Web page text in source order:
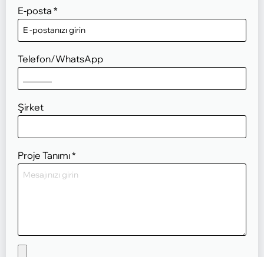
E-posta *
Telefon/WhatsApp
Şirket
Proje Tanımı*